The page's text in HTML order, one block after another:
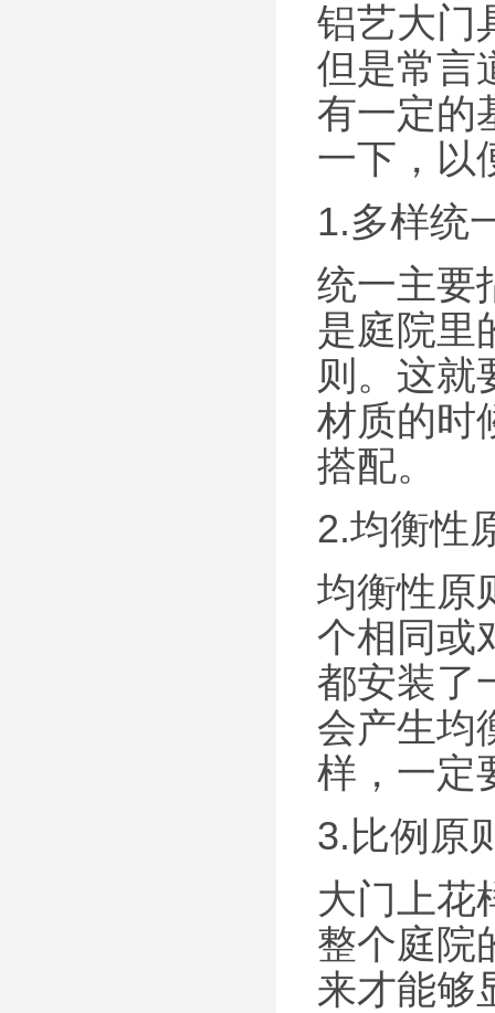
铝艺大门
但是常言
有一定的
一下，以
1.多样统
统一主要
是庭院里
则。这就
材质的时
搭配。
2.均衡性
均衡性原
个相同或
都安装了
会产生均
样，一定
3.比例原
大门上花
整个庭院
来才能够